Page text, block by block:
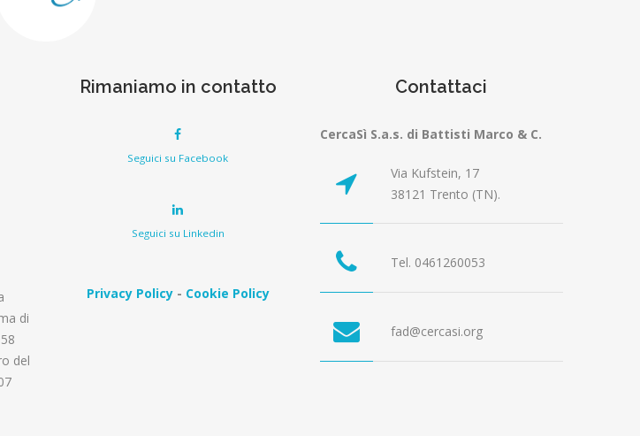
di
del
Rimaniamo in contatto
Seguici su Facebook
Seguici su Linkedin
Privacy Policy- Cookie Policy
Contattaci
CercaSì S.a.s. di Battisti Marco & C.
Via Kufstein, 17
38121 Trento (TN).
Tel. 0461260053
fad@cercasi.org